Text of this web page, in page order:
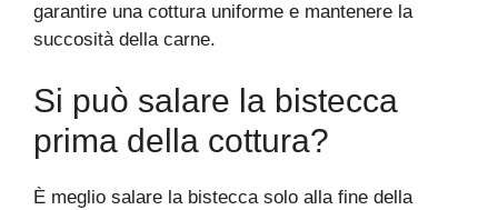
garantire una cottura uniforme e mantenere la
succosità della carne.
Si può salare la bistecca
prima della cottura?
È meglio salare la bistecca solo alla fine della